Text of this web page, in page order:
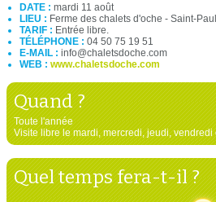
DATE : mardi 11 août
LIEU : Ferme des chalets d'oche - Saint-Paul
TARIF : Entrée libre.
TÉLÉPHONE : 04 50 75 19 51
E-MAIL : info@chaletsdoche.com
WEB : www.chaletsdoche.com
Quand ?
Toute l'année
Visite libre le mardi, mercredi, jeudi,
Quel temps fera-t-il ?